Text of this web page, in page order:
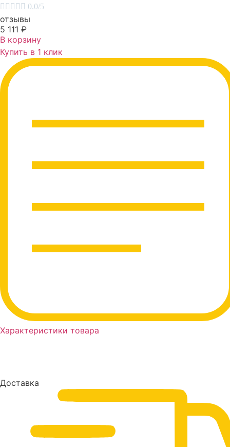
     0.0/5
отзывы
5 111 ₽
В корзину
Купить в 1 клик
Характеристики товара
Доставка